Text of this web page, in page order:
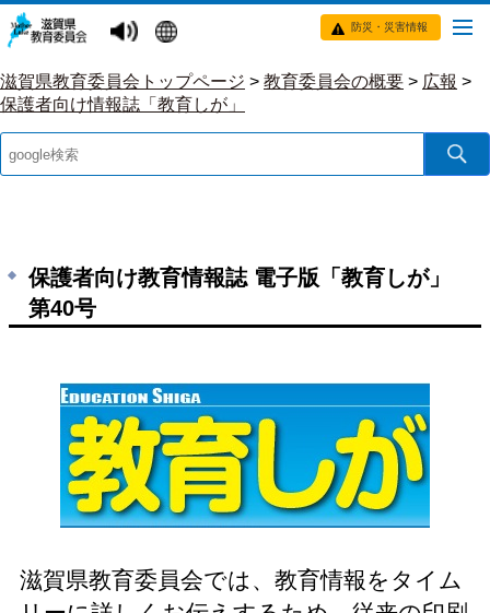
防災・災害情報
滋賀県教育委員会トップページ > 教育委員会の概要 > 広報 >
保護者向け情報誌「教育しが」
保護者向け教育情報誌 電子版「教育しが」
第40号
滋賀県教育委員会では、教育情報をタイム